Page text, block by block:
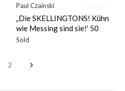
Paul Czainski
„Die SKELLINGTONS! Kühn
wie Messing sind sie!' 50
Sold
2